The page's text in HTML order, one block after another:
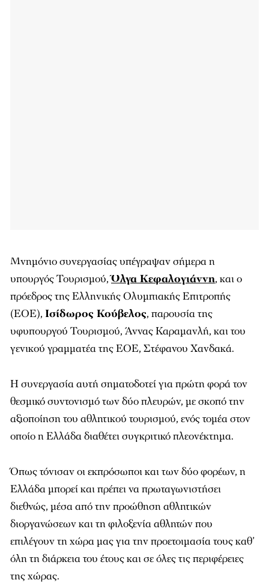
Μνημόνιο συνεργασίας υπέγραψαν σήμερα η
υπουργός Τουρισμού,Όλγα Κεφαλογιάννη, και ο
πρόεδρος της Ελληνικής Ολυμπιακής Επιτροπής
(ΕΟΕ), Ισίδωρος Κούβελος, παρουσία της
υφυπουργού Τουρισμού, Άννας Καραμανλή, και του
γενικού γραμματέα της ΕΟΕ, Στέφανου Χανδακά.
Η συνεργασία αυτή σηματοδοτεί για πρώτη φορά τον
θεσμικό συντονισμό των δύο πλευρών, με σκοπό την
αξιοποίηση του αθλητικού τουρισμού, ενός τομέα στον
οποίο η Ελλάδα διαθέτει συγκριτικό πλεονέκτημα.
Όπως τόνισαν οι εκπρόσωποι και των δύο φορέων, η
Ελλάδα μπορεί και πρέπει να πρωταγωνιστήσει
διεθνώς, μέσα από την προώθηση αθλητικών
διοργανώσεων και τη φιλοξενία αθλητών που
επιλέγουν τη χώρα μας για την προετοιμασία τους καθ’
όλη τη διάρκεια του έτους και σε όλες τις περιφέρειες
της χώρας.